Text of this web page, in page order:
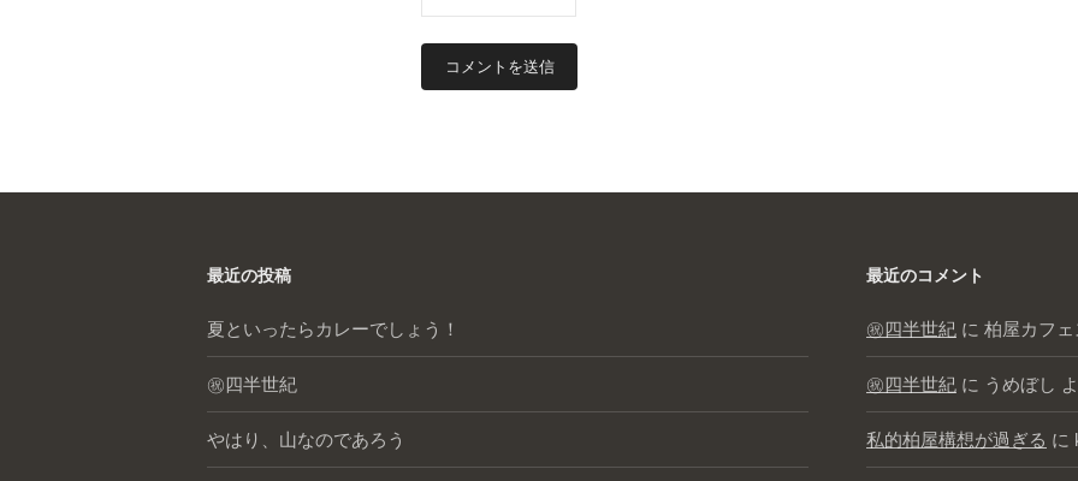
最近の投稿
夏といったらカレーでしょう！
㊗️四半世紀
やはり、山なのであろう
最近のコメント
㊗️四半世紀 に 柏屋カフェ
㊗️四半世紀 に うめぼし
私的柏屋構想が過ぎる に